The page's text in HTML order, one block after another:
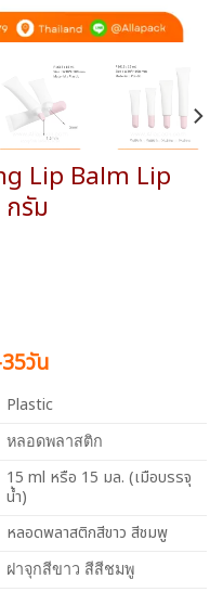
Lip Balm Lip
รัม
วัน
Plastic
หลอดพลาสติก
15 ml หรือ 15 มล. (เมือบรรจุ
น้ำ)
หลอดพลาสติกสีขาว สีชมพู
ฝาจุกสีขาว สีสีชมพู